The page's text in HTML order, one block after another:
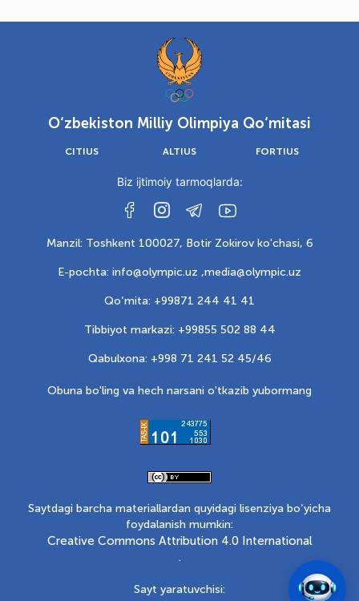
O‘zbekiston Milliy Olimpiya Qo‘mitasi
CITIUS ALTIUS FORTIUS
Biz ijtimoiy tarmoqlarda:
Manzil: Toshkent 100027, Botir Zokirov ko'chasi, 6
E-pochta: info@olympic.uz ,media@olympic.uz
Qo‘mita: +99871 244 41 41
Tibbiyot markazi: +99855 502 88 44
Qabulxona: +998 71 241 52 45/46
Obuna bo'ling va hech narsani o'tkazib yubormang
Saytdagi barcha materiallardan quyidagi lisenziya bo‘yicha
foydalanish mumkin:
Creative Commons Attribution 4.0 International
.
Sayt yaratuvchisi: